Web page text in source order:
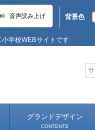
音声読み上げ 背景色
学校WEBサイトです
グランドデザイン
CONTENTS